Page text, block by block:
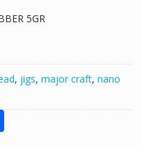
5GR
, jigs, major craft, nano
S